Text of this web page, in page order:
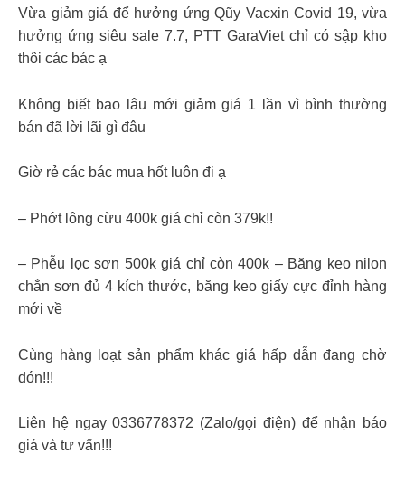
Vừa giảm giá để hưởng ứng Qũy Vacxin Covid 19, vừa
hưởng ứng siêu sale 7.7, PTT GaraViet chỉ có sập kho
thôi các bác ạ
Không biết bao lâu mới giảm giá 1 lần vì bình thường
bán đã lời lãi gì đâu
Giờ rẻ các bác mua hốt luôn đi ạ
– Phớt lông cừu 400k giá chỉ còn 379k!!
– Phễu lọc sơn 500k giá chỉ còn 400k – Băng keo nilon
chắn sơn đủ 4 kích thước, băng keo giấy cực đỉnh hàng
mới về
Cùng hàng loạt sản phẩm khác giá hấp dẫn đang chờ
đón!!!
Liên hệ ngay 0336778372 (Zalo/gọi điện) để nhận báo
giá và tư vấn!!!